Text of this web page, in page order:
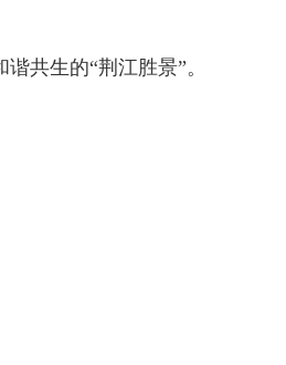
共生的“荆江胜景”。